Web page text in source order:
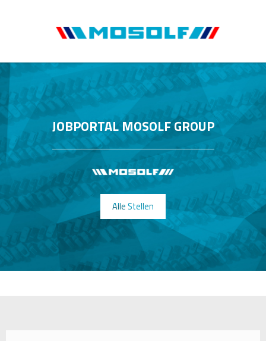
JOBPORTAL MOSOLF GROUP
Alle Stellen